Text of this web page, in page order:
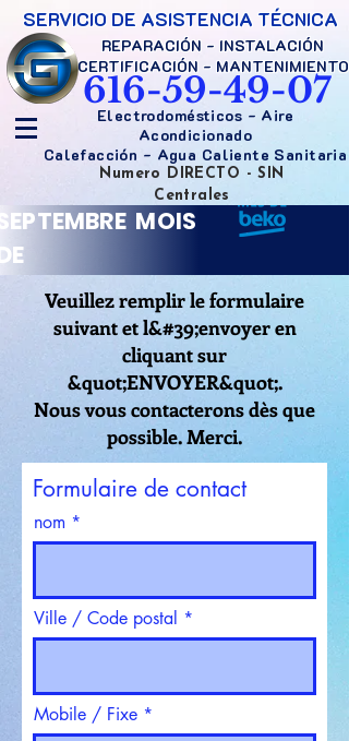
SERVICIO DE ASISTENCIA TÉCNICA
616-59-49-07
REPARACIÓN - INSTALACIÓN
CERTIFICACIÓN - MANTENIMIENTO
Electrodomésticos - Aire
Acondicionado
Calefacción - Agua Caliente Sanitaria
MOIS
Numero DIRECTO - SIN
Centrales
Veuillez remplir le formulaire
suivant et l&#39;envoyer en
cliquant sur
&quot;ENVOYER&quot;.
Nous vous contacterons dès que
possible. Merci.
Formulaire de contact
nom
Ville / Code postal
Mobile / Fixe